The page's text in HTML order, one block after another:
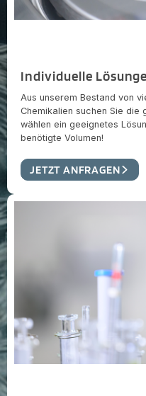
Individuelle
Aus unserem Bestand von
Chemikalien suchen Sie die
wählen ein geeignetes
benötigte Volumen!
JETZT ANFRAGEN